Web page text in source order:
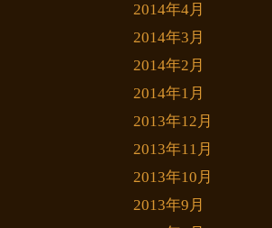
2014年4月
2014年3月
2014年2月
2014年1月
2013年12月
2013年11月
2013年10月
2013年9月